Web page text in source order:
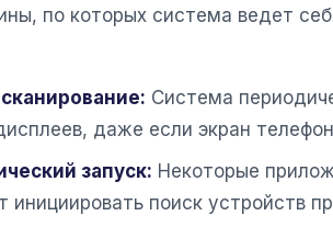
по которых система ведет
Система
даже если экран
запуск: Некоторые
инициировать поиск устройств